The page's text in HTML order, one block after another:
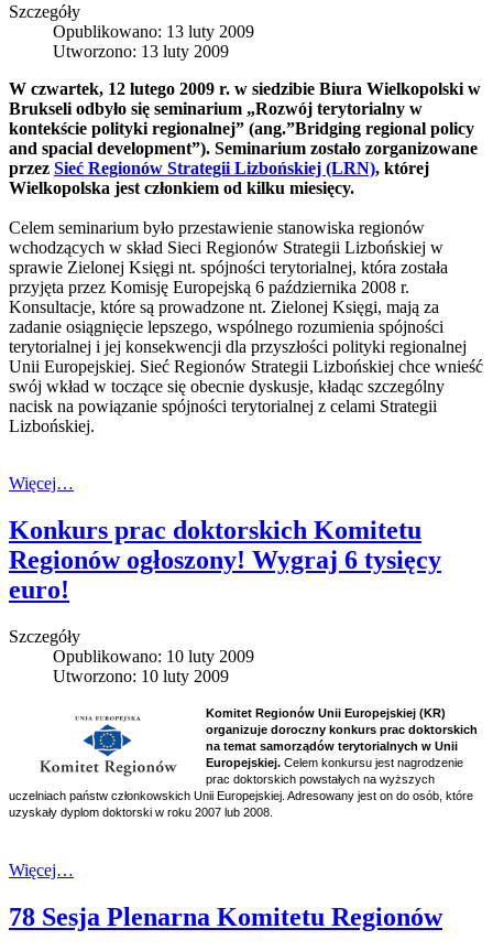
Szczegóły
Opublikowano: 13 luty 2009
Utworzono: 13 luty 2009
W czwartek, 12 lutego 2009 r. w siedzibie Biura Wielkopolski w
Brukseli odbyło się seminarium „Rozwój terytorialny w
kontekście polityki regionalnej” (ang.”Bridging regional policy
and spacial development”). Seminarium zostało zorganizowane
przez Sieć Regionów Strategii Lizbońskiej (LRN), której
Wielkopolska jest członkiem od kilku miesięcy.
Celem seminarium było przestawienie stanowiska regionów
wchodzących w skład Sieci Regionów Strategii Lizbońskiej w
sprawie Zielonej Księgi nt. spójności terytorialnej, która została
przyjęta przez Komisję Europejską 6 października 2008 r.
Konsultacje, które są prowadzone nt. Zielonej Księgi, mają za
zadanie osiągnięcie lepszego, wspólnego rozumienia spójności
terytorialnej i jej konsekwencji dla przyszłości polityki regionalnej
Unii Europejskiej. Sieć Regionów Strategii Lizbońskiej chce wnieść
swój wkład w toczące się obecnie dyskusje, kładąc szczególny
nacisk na powiązanie spójności terytorialnej z celami Strategii
Lizbońskiej.
Więcej…
Konkurs prac doktorskich Komitetu
Regionów ogłoszony! Wygraj 6 tysięcy
euro!
Szczegóły
Opublikowano: 10 luty 2009
Utworzono: 10 luty 2009
Komitet Regionów Unii Europejskiej (KR)
organizuje doroczny konkurs prac doktorskich
na temat samorządów terytorialnych w Unii
Europejskiej. Celem konkursu jest nagrodzenie
prac doktorskich powstałych na wyższych
uczelniach państw członkowskich Unii Europejskiej. Adresowany jest on do osób, które
uzyskały dyplom doktorski w roku 2007 lub 2008
Więcej…
78 Sesja Plenarna Komitetu Regionów